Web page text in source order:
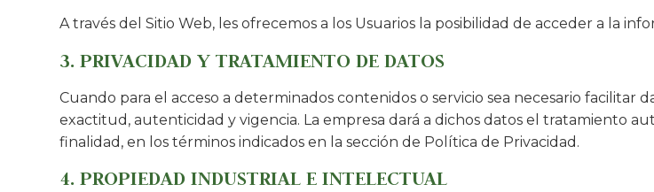
A través del Sitio Web, les ofrecemos a los Usuarios la posibilidad de acceder a la
3. PRIVACIDAD Y TRATAMIENTO DE DATOS
Cuando para el acceso a determinados contenidos o servicio sea necesario facilitar
exactitud, autenticidad y vigencia. La empresa dará a dichos datos el tratamiento
finalidad, en los términos indicados en la sección de Política de Privacidad.
4. PROPIEDAD INDUSTRIAL E INTELECTUAL